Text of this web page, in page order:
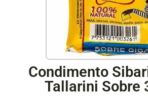
Condimento
Tallarini Sobre